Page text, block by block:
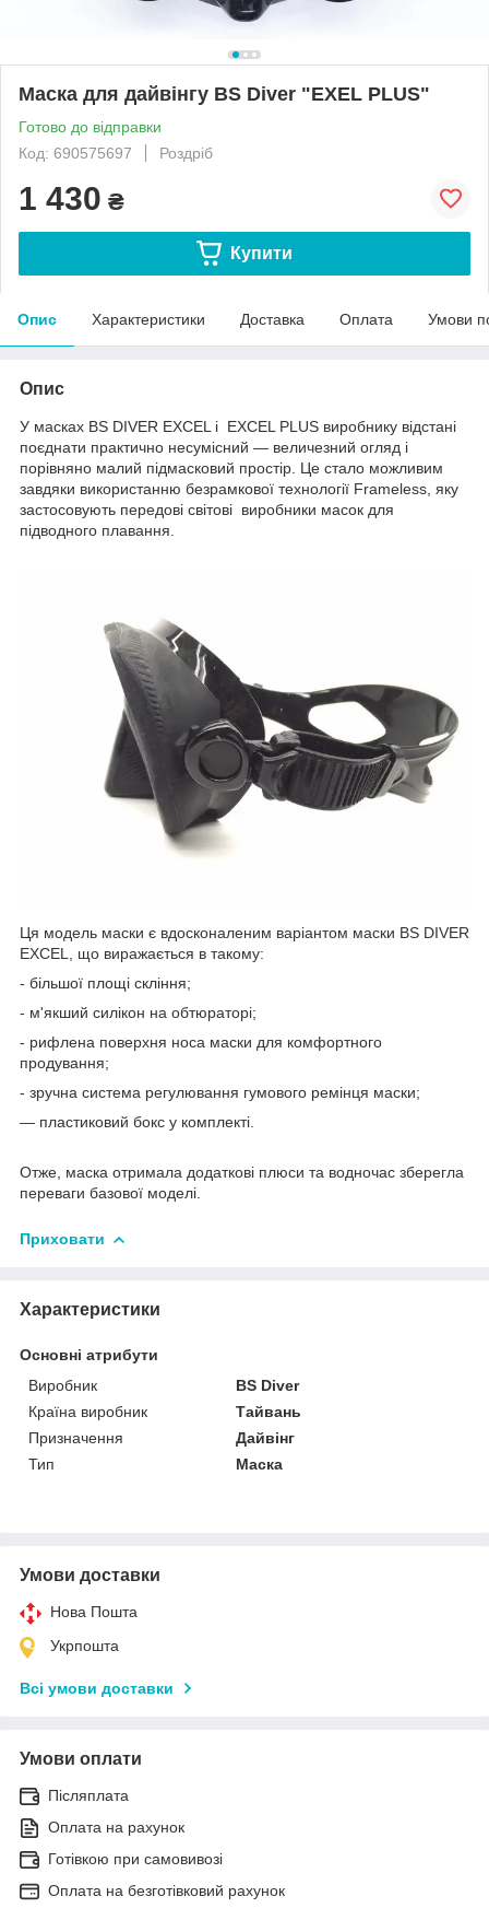
Маска для дайвінгу BS Diver "EXEL PLUS"
Готово до відправки
Код: 690575697
Роздріб
1 430 ₴
Купити
Опис Характеристики Доставка Оплата Умови
Опис
У масках BS DIVER EXCEL і EXCEL PLUS виробнику відстані
поєднати практично несумісний — величезний огляд і
порівняно малий підмасковий простір. Це стало можливим
завдяки використанню безрамкової технології Frameless, яку
застосовують передові світові виробники масок для
підводного плавання.
Ця модель маски є вдосконаленим варіантом маски BS DIVER
EXCEL, що виражається в такому:
- більшої площі скління;
- м'якший силікон на обтюраторі;
- рифлена поверхня носа маски для комфортного
продування;
- зручна система регулювання гумового ремінця маски;
— пластиковий бокс у комплекті.
Отже, маска отримала додаткові плюси та водночас зберегла
переваги базової моделі.
Приховати
Характеристики
Основні атрибути
Виробник
BS Diver
Країна виробник
Тайвань
Призначення
Дайвінг
Тип
Маска
Умови доставки
Нова Пошта
Укрпошта
Всі умови доставки
Умови оплати
Післяплата
Оплата на рахунок
Готівкою при самовивозі
Оплата на безготівковий рахунок